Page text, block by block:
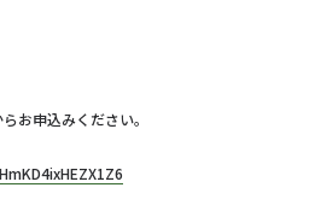
お申込みください。